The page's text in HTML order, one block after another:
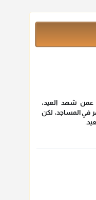
شهد العيد،
في المساجد، لكن